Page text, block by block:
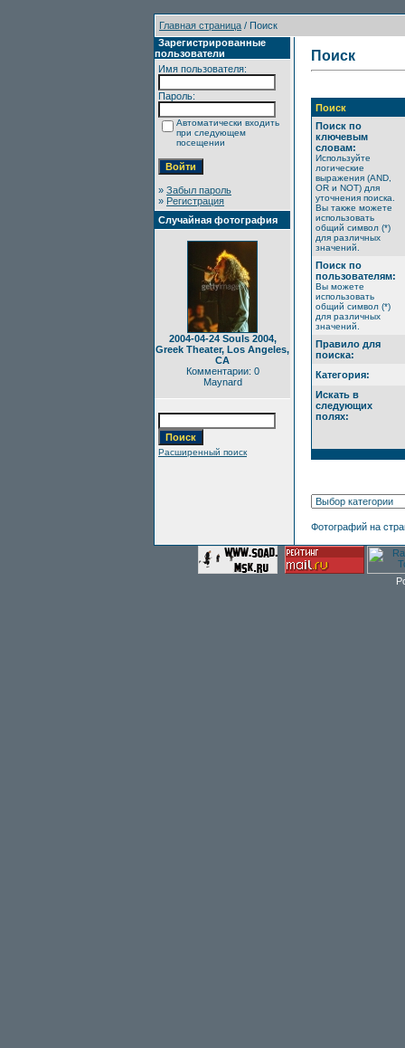
Главная страница / Поиск
Зарегистрированные
пользователи
Имя пользователя:
Пароль:
Автоматически входить
при следующем
посещении
» Забыл пароль
» Регистрация
Случайная фотография
2004-04-24 Souls 2004,
Greek Theater, Los Angeles,
CA
Комментарии: 0
Maynard
Расширенный поиск
Поиск
Поиск
Поиск по
ключевым
словам:
Используйте
логические
выражения (AND,
OR и NOT) для
уточнения поиска.
Вы также можете
использовать
общий символ (*)
для различных
значений.
Поиск по
пользователям:
Вы можете
использовать
общий символ (*)
для различных
значений.
Правило для
поиска:
Категория:
Искать в
следующих
полях:
Фотографий на